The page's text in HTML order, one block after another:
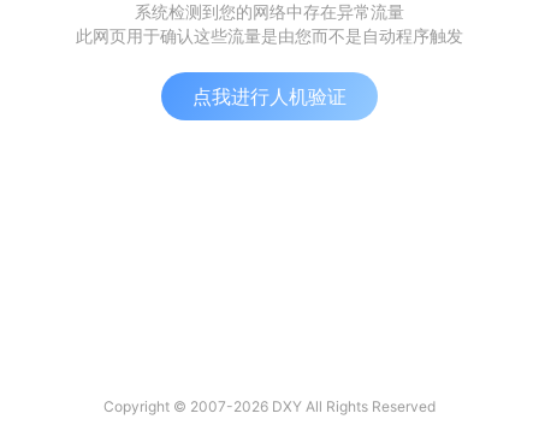
系统检测到您的网络中存在异常流量
此网页用于确认这些流量是由您而不是自动程序触发
点我进行人机验证
Copyright © 2007-2026 DXY All Rights Reserved